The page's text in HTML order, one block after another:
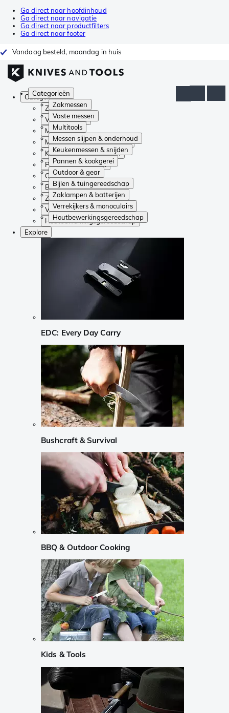
Ga direct naar hoofdinhoud
Ga direct naar navigatie
Ga direct naar productfilters
Ga direct naar footer
Vandaag besteld, maandag in huis
Categorieën
Zakmessen
Vaste messen
Multitools
Messen slijpen & onderhoud
Keukenmessen & snijden
Pannen & kookgerei
Outdoor & gear
Bijlen & tuingereedschap
Zaklampen & batterijen
Verrekijkers & monoculairs
Houtbewerkingsgereedschap
Categorieën
Zakmessen
Vaste messen
Multitools
Messen slijpen & onderhoud
Keukenmessen & snijden
Pannen & kookgerei
Outdoor & gear
Bijlen & tuingereedschap
Zaklampen & batterijen
Verrekijkers & monoculairs
Houtbewerkingsgereedschap
Explore
EDC: Every Day Carry
Bushcraft & Survival
BBQ & Outdoor Cooking
Kids & Tools